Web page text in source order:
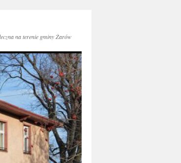
na terenie gminy Żarów